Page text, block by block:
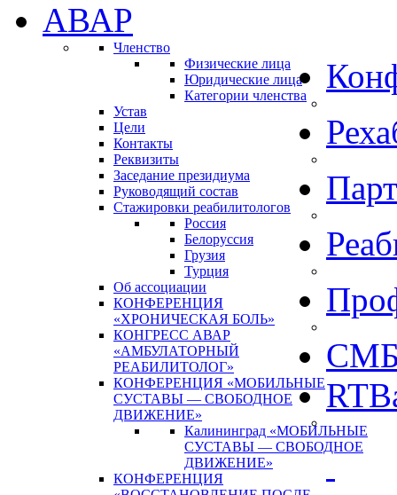
АВАР
Членство
Физические лица
Юридические лица
Категории членства
Устав
Цели
Контакты
Реквизиты
Заседание президиума
Руководящий состав
Стажировки реабилитологов
Россия
Белоруссия
Грузия
Турция
Об ассоциации
КОНФЕРЕНЦИЯ
«ХРОНИЧЕСКАЯ БОЛЬ»
КОНГРЕСС АВАР
«АМБУЛАТОРНЫЙ
РЕАБИЛИТОЛОГ»
КОНФЕРЕНЦИЯ «МОБИЛЬНЫЕ
СУСТАВЫ — СВОБОДНОЕ
ДВИЖЕНИЕ»
Калининград «МОБИЛЬНЫЕ
СУСТАВЫ — СВОБОДНОЕ
ДВИЖЕНИЕ»
КОНФЕРЕНЦИЯ